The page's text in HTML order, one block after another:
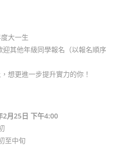
大一生
迎其他年級同學報名（以報名順序
想更進一步提升實力的你！
2月25日 下午4:00
至中旬